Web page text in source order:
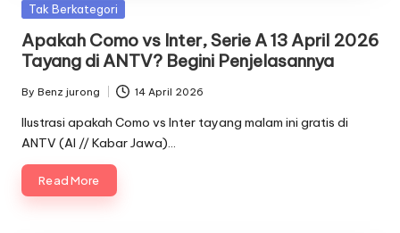
Posted
Tak Berkategori
Apakah Como vs Inter, Serie A 13 April 2026
Tayang di ANTV? Begini Penjelasannya
Posted
by
By Benz jurong 14 April 2026
Ilustrasi apakah Como vs Inter tayang malam ini gratis di
ANTV (AI // Kabar Jawa)…
Read More